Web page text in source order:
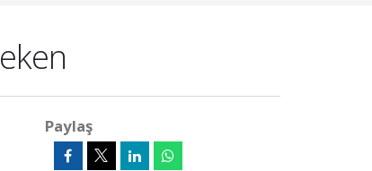
Paylaş